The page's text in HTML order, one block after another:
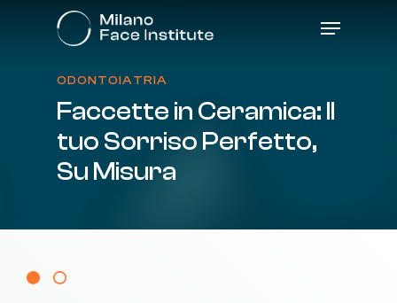
Menu
ODONTOIATRIA
Faccette in Ceramica: Il
tuo Sorriso Perfetto,
Su Misura